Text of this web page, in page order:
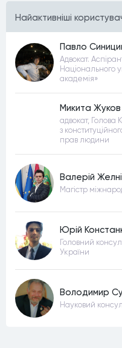
Найактивнiшi
Павло
Адвокат.
Національного
академія»
Микита Жуков
адвокат, Голова
з
прав людини
Валерій
Магістр
Юрій
Головний
України
Володимир
Науковий